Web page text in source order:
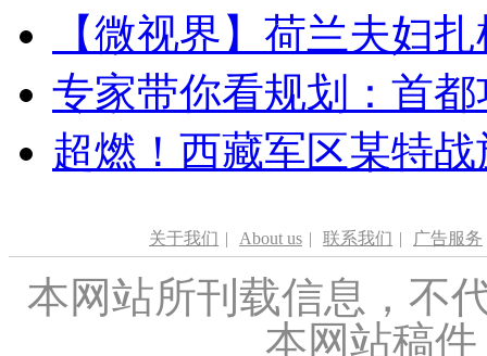
【微视界】荷兰夫妇
专家带你看规划：首
超燃！西藏军区某特
关于我们 | About us | 联系我们 | 广告服务
本网站所刊载信息，不
本网站稿